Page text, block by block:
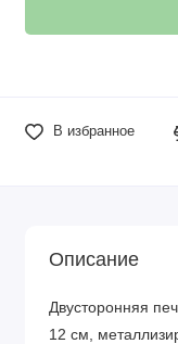
В избранное
Описание
Двусторонняя
12 см,